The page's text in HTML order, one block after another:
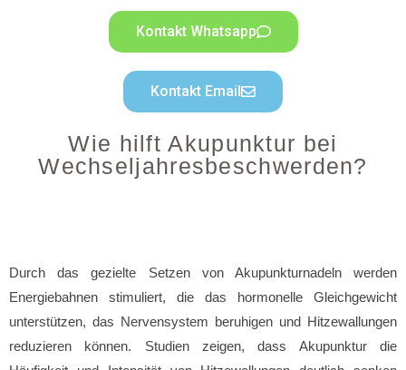
Kontakt Whatsapp
Kontakt Email
Wie hilft Akupunktur bei
Wechseljahresbeschwerden?
Durch das gezielte Setzen von Akupunkturnadeln werden
Energiebahnen stimuliert, die das hormonelle Gleichgewicht
unterstützen, das Nervensystem beruhigen und Hitzewallungen
reduzieren können. Studien zeigen, dass Akupunktur die